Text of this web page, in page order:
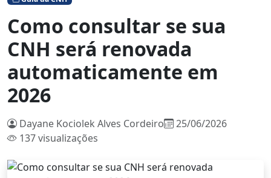
Como consultar se sua
CNH será renovada
automaticamente em
2026
Dayane Kociolek Alves Cordeiro
25/06/2026
137 visualizações